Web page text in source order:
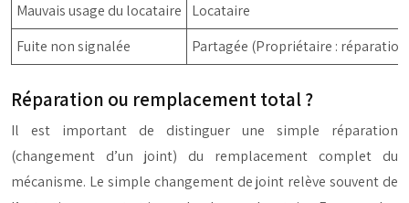
Mauvais usage du locataire
Locataire
Fuite non signalée
Partagée (Propriétaire :
Réparation ou remplacement total ?
Il est important de distinguer une simple réparation
(changement d’un joint) du remplacement complet du
mécanisme. Le simple changement de joint relève souvent de